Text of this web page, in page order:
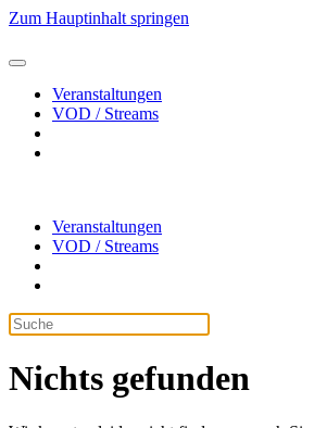
Zum Hauptinhalt springen
Veranstaltungen
VOD / Streams
Veranstaltungen
VOD / Streams
Nichts gefunden